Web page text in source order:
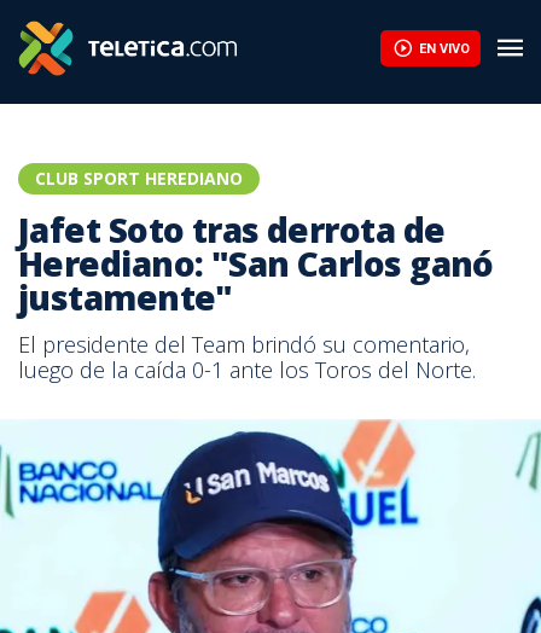
EN VIVO
CLUB SPORT HEREDIANO
Jafet Soto tras derrota de
Herediano: "San Carlos ganó
justamente"
El presidente del Team brindó su comentario,
luego de la caída 0-1 ante los Toros del Norte.